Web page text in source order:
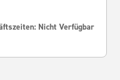
Nicht Verfügbar